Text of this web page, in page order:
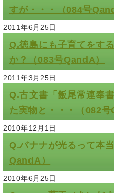
すが・・・（084号
2011年6月25日
Q.徳島にも子育てをす
か？（083号QandA）
2011年3月25日
Q.古文書「飯尾常連奉
た実物と・・・（082号
2010年12月1日
Q.バナナが光るって本
QandA）
2010年6月25日